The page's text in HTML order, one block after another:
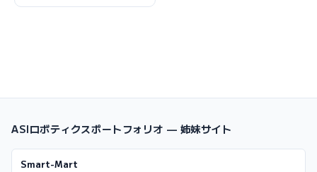
ASIロボティクスポートフォリオ — 姉妹サイト
Smart-Mart